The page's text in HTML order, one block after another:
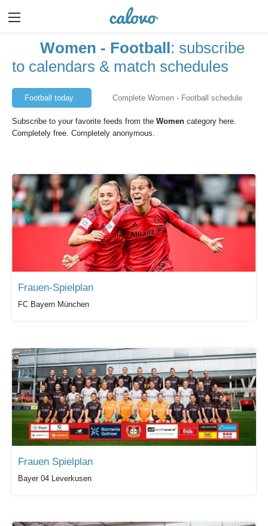
Women - Football: subscribe
to calendars & match schedules
Football today Complete Women - Football schedule
Subscribe to your favorite feeds from the Women category here.
Completely free. Completely anonymous.
Frauen-Spielplan
FC Bayern München
Frauen Spielplan
Bayer 04 Leverkusen